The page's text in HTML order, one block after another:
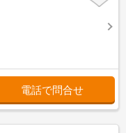
電話で問合せ